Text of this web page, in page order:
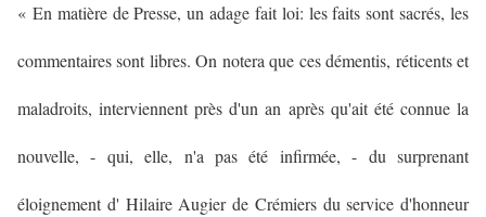
« En matière de Presse, un adage fait loi: les faits sont sacrés, les
commentaires sont libres. On notera que ces démentis, réticents et
maladroits, interviennent près d'un an après qu'ait été connue la
nouvelle, - qui, elle, n'a pas été infirmée, - du surprenant
éloignement d' Hilaire Augier de Crémiers du service d'honneur